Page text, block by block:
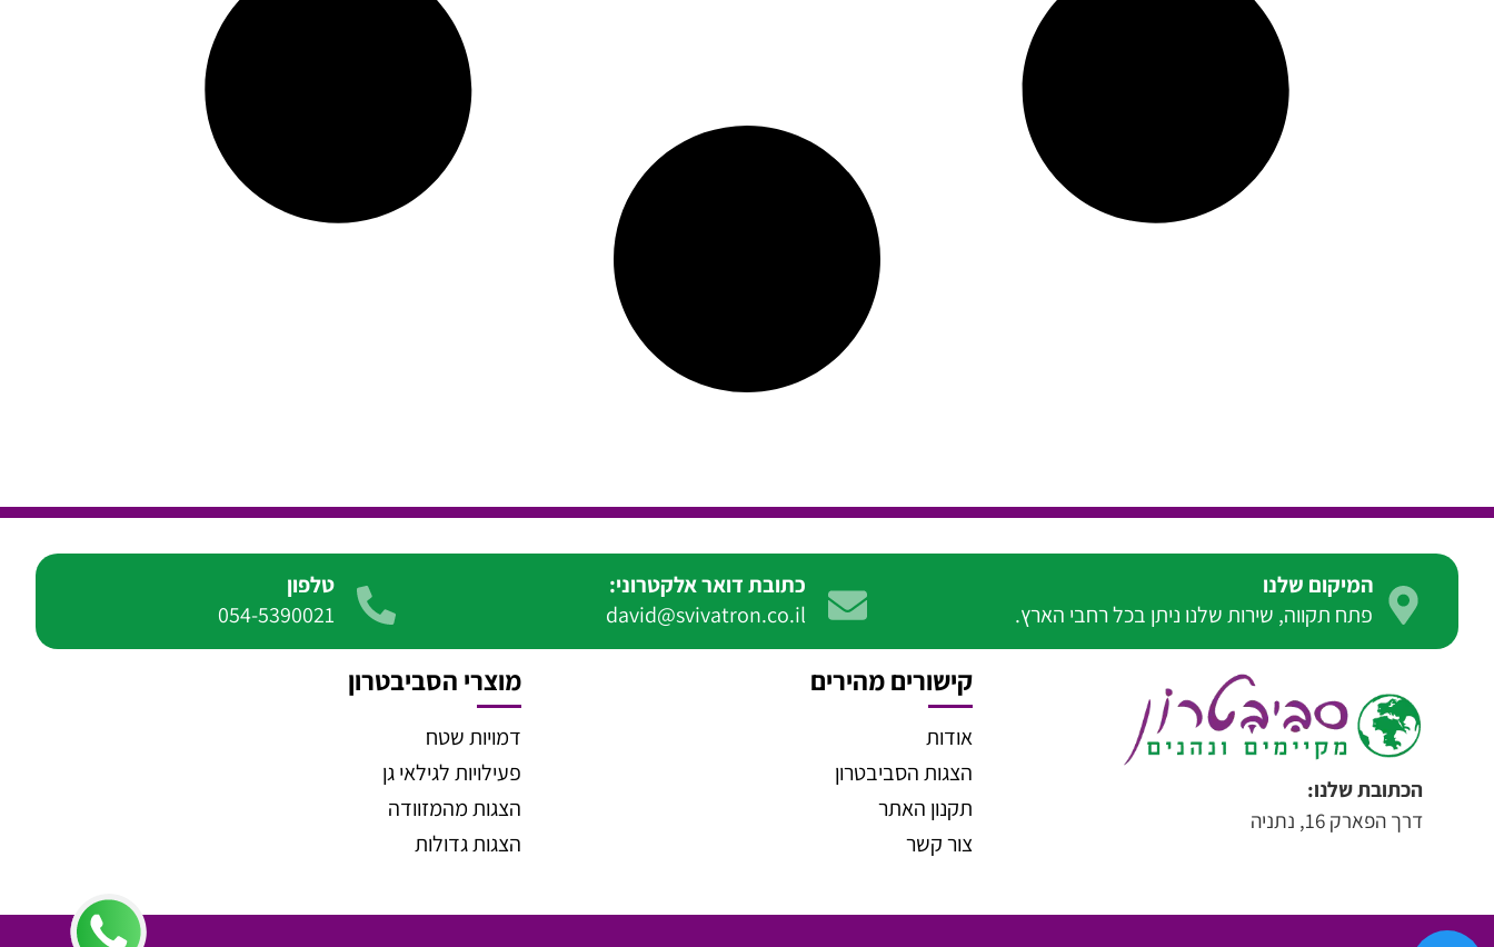
המיקום שלנו
פתח תקווה, שירות שלנו ניתן בכל רחבי הארץ.
כתובת דואר אלקטרוני:
david@svivatron.co.il
טלפון
054-5390021
הכתובת שלנו:
דרך הפארק 16, נתניה
קישורים מהירים
אודות
הצגות הסביבטרון
תקנון האתר
צור קשר
מוצרי הסביבטרון
דמויות שטח
פעילויות לגילאי גן
הצגות מהמזוודה
הצגות גדולות